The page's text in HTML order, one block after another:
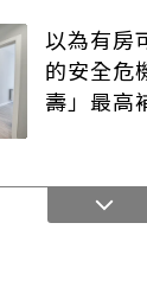
以為有房
的安全危
壽」最高